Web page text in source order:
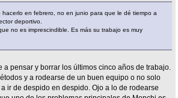
hacerlo en febrero, no en junio para que le dé tiempo a
deportivo.
no es imprescindible. Es más su trabajo es muy
a pensar y borrar los últimos cinco años de trabajo.
y a rodearse de un buen equipo o no solo
ir de despido en despido. Ojo a lo de rodearse